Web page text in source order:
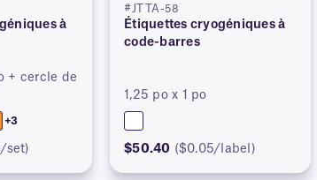
à
+ cercle de
+3
set)
#JTTA-58
Étiquettes cryogéniques à
code-barres
1,25 po x 1 po
$50.40 ($0.05/label)